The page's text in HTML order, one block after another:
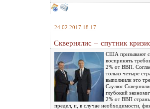
24.02.2017 18:17
Сквернялис – спутник
США призывают
воспринять
2% от ВВП.
только четыре
выполнили это
Саулюс
глубокий
2% от ВВП
предел, и, в случае необходимости,